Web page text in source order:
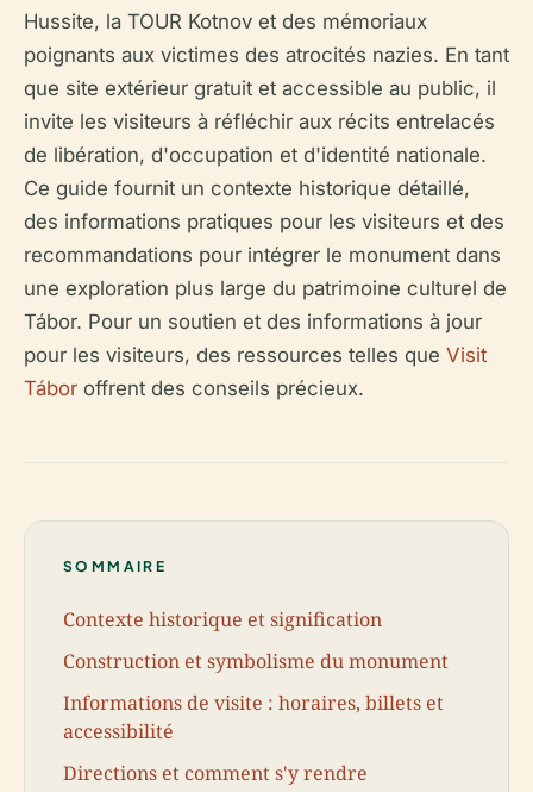
Hussite, la TOUR Kotnov et des mémoriaux
poignants aux victimes des atrocités nazies. En tant
que site extérieur gratuit et accessible au public, il
invite les visiteurs à réfléchir aux récits entrelacés
de libération, d'occupation et d'identité nationale.
Ce guide fournit un contexte historique détaillé,
des informations pratiques pour les visiteurs et des
recommandations pour intégrer le monument dans
une exploration plus large du patrimoine culturel de
Tábor. Pour un soutien et des informations à jour
pour les visiteurs, des ressources telles que Visit
Tábor offrent des conseils précieux.
SOMMAIRE
Contexte historique et signification
Construction et symbolisme du monument
Informations de visite : horaires, billets et
accessibilité
Directions et comment s'y rendre